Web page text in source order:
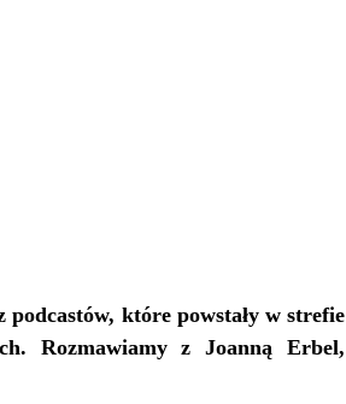
które powstały w strefie
Rozmawiamy z Joanną Erbel,